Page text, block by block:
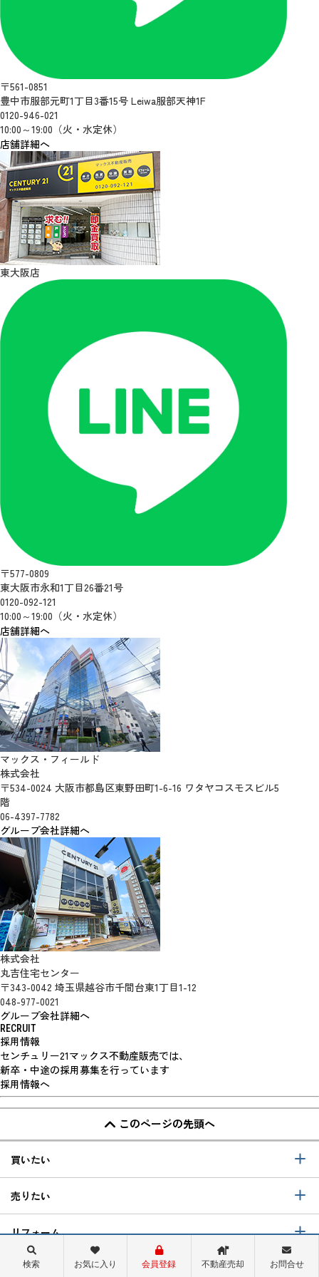
〒561-0851
豊中市服部元町1丁目3番15号 Leiwa服部天神1F
0120-946-021
10:00～19:00（火・水定休）
店舗詳細へ
東大阪店
〒577-0809
東大阪市永和1丁目26番21号
0120-092-121
10:00～19:00（火・水定休）
店舗詳細へ
マックス・フィールド
株式会社
〒534-0024 大阪市都島区東野田町1-6-16 ワタヤコスモスビル5
階
06-4397-7782
グループ会社詳細へ
株式会社
丸吉住宅センター
〒343-0042 埼玉県越谷市千間台東1丁目1-12
048-977-0021
グループ会社詳細へ
RECRUIT
採用情報
センチュリー21マックス不動産販売では、
新卒・中途の採用募集を行っています
採用情報へ
このページの先頭へ
買いたい
売りたい
リフォーム
当社について
検索 お気に入り 会員登録 不動産売却 お問合せ